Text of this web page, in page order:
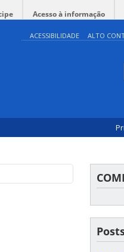
Acesso à informação
ACESSIBILIDADE ALTO